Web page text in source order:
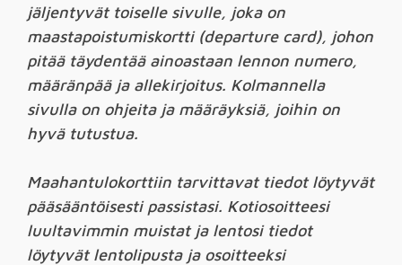
jäljentyvät toiselle sivulle, joka on
maastapoistumiskortti (departure card), johon
pitää täydentää ainoastaan lennon numero,
määränpää ja allekirjoitus. Kolmannella
sivulla on ohjeita ja määräyksiä, joihin on
hyvä tutustua.
Maahantulokorttiin tarvittavat tiedot löytyvät
pääsääntöisesti passistasi. Kotiosoitteesi
luultavimmin muistat ja lentosi tiedot
löytyvät lentolipusta ja osoitteeksi